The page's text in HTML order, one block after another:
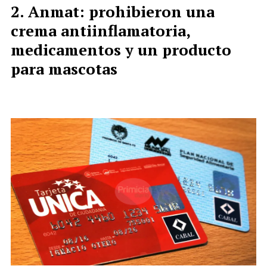
Anmat: prohibieron una
crema antiinflamatoria,
medicamentos y un producto
para mascotas